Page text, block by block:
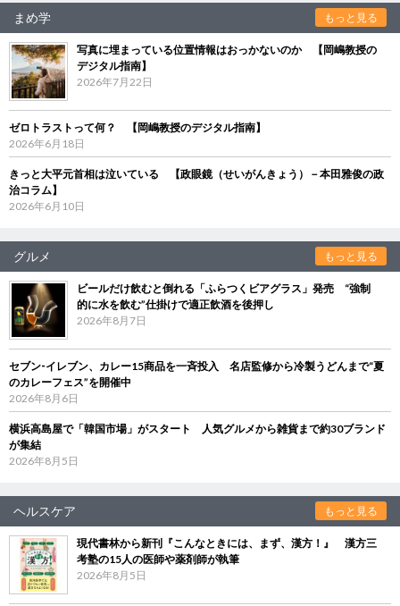
まめ学 もっと見る
写真に埋まっている位置情報はおっかないのか 【岡嶋教授の
デジタル指南】
2026年7月22日
ゼロトラストって何？ 【岡嶋教授のデジタル指南】
2026年6月18日
きっと大平元首相は泣いている 【政眼鏡（せいがんきょう）－本田雅俊の政
治コラム】
2026年6月10日
グルメ もっと見る
ビールだけ飲むと倒れる「ふらつくビアグラス」発売 “強制
的に水を飲む”仕掛けで適正飲酒を後押し
2026年8月7日
セブン‐イレブン、カレー15商品を一斉投入 名店監修から冷製うどんまで“夏
のカレーフェス”を開催中
2026年8月6日
横浜高島屋で「韓国市場」がスタート 人気グルメから雑貨まで約30ブランド
が集結
2026年8月5日
ヘルスケア もっと見る
現代書林から新刊『こんなときには、まず、漢方！』 漢方三
考塾の15人の医師や薬剤師が執筆
2026年8月5日